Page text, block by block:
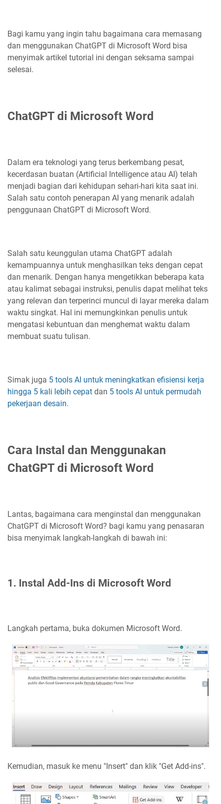
Bagi kamu yang ingin tahu bagaimana cara memasang
dan menggunakan ChatGPT di Microsoft Word bisa
menyimak artikel tutorial ini dengan seksama sampai
selesai.
ChatGPT di Microsoft Word
Dalam era teknologi yang terus berkembang pesat,
kecerdasan buatan (Artificial Intelligence atau AI) telah
menjadi bagian dari kehidupan sehari-hari kita saat ini.
Salah satu contoh penerapan AI yang menarik adalah
penggunaan ChatGPT di Microsoft Word.
Salah satu keunggulan utama ChatGPT adalah
kemampuannya untuk menghasilkan teks dengan cepat
dan menarik. Dengan hanya mengetikkan beberapa kata
atau kalimat sebagai instruksi, penulis dapat melihat teks
yang relevan dan terperinci muncul di layar mereka dalam
waktu singkat. Hal ini memungkinkan penulis untuk
mengatasi kebuntuan dan menghemat waktu dalam
membuat suatu tulisan.
Simak juga 5 tools AI untuk meningkatkan efisiensi kerja
hingga 5 kali lebih cepat dan 5 tools AI untuk permudah
pekerjaan desain.
Cara Instal dan Menggunakan
ChatGPT di Microsoft Word
Lantas, bagaimana cara menginstal dan menggunakan
ChatGPT di Microsoft Word? bagi kamu yang penasaran
bisa menyimak langkah-langkah di bawah ini:
1. Instal Add-Ins di Microsoft Word
Langkah pertama, buka dokumen Microsoft Word.
Kemudian, masuk ke menu "Insert" dan klik "Get Add-ins".